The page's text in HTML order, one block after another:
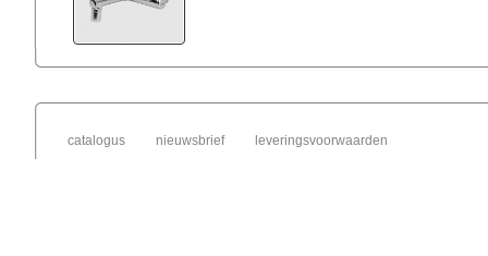
catalogus nieuwsbrief leveringsvoorwaarden